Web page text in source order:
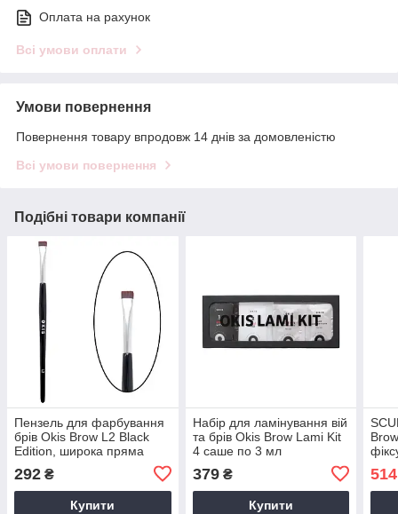
Оплата на рахунок
Всі умови оплати
Умови повернення
Повернення товару впродовж 14 днів за домовленістю
Всі умови повернення
Подібні товари компанії
Пензель для фарбування
брів Okis Brow L2 Black
Edition, широка пряма
292 ₴
Купити
Набір для ламінування вій
та брів Okis Brow Lami Kit
4 саше по 3 мл
379₴
Купити